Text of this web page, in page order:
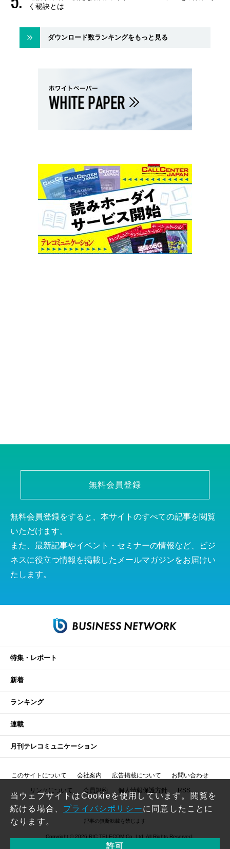
く秘訣とは
ダウンロード数ランキングをもっと見る
無料会員登録
無料会員登録をすると、本サイトのすべての記事を閲覧
いただけます。
また、最新記事やイベント・セミナーの情報など、ビジ
ネスに役立つ情報を掲載したメールマガジンをお届けい
たします。
特集・レポート
新着
ランキング
連載
月刊テレコミュニケーション
このサイトについて 会社案内 広告掲載について お問い合わせ
リンクについて 会員規約 個人情報保護方針 RSS
記事の無断転載を禁じます
Copyright © 2026 RIC TELECOM Co.,Ltd. All Rights Reserved.
当ウェブサイトはCookieを使用しています。閲覧を
続ける場合、 プライバシポリシーに同意したことに
なります。
許可